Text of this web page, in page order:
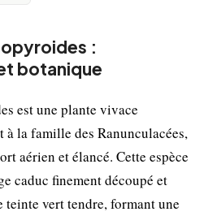
:
botanique
est une plante vivace
à la famille des Ranunculacées,
aérien et élancé. Cette espèce
caduc finement découpé et
teinte vert tendre, formant une